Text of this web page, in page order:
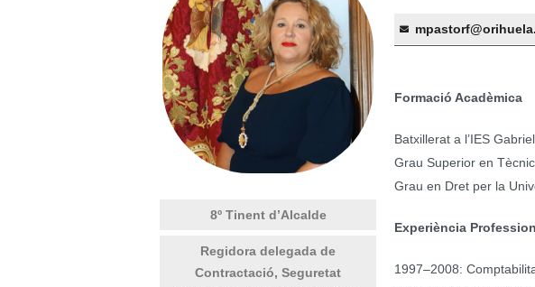
8º Tinent d’Alcalde
Regidora delegada de
Contractació, Seguretat
Formació Acadèmica
Batxillerat a l’IES
Grau Superior en
Grau en Dret per la
Experiència
1997–2008: